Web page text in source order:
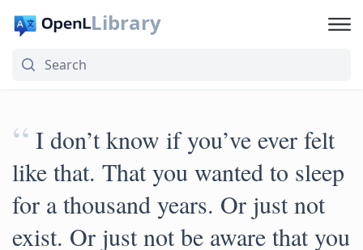
Library
“ I don’t know if you’ve ever felt
like that. That you wanted to sleep
for a thousand years. Or just not
exist. Or just not be aware that you